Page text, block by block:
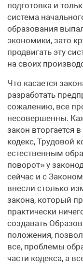
подготовка и
система
образования
экономики, зато
продвигать эту
на своих
Что касается
разработать
сожалению, все
несовершенны.
закон вторгается
кодекс, Трудовой
естественным
поворот» у
сейчас и с
внесли столько
закона, который
практически
создавать
положения,
все, проблемы
части кодекса, а